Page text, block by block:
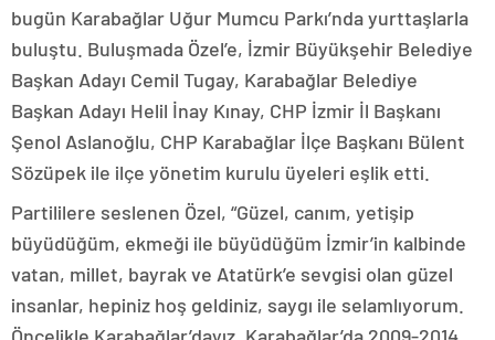
bugün Karabağlar Uğur Mumcu Parkı’nda yurttaşlarla
buluştu. Buluşmada Özel’e, İzmir Büyükşehir Belediye
Başkan Adayı Cemil Tugay, Karabağlar Belediye
Başkan Adayı Helil İnay Kınay, CHP İzmir İl Başkanı
Şenol Aslanoğlu, CHP Karabağlar İlçe Başkanı Bülent
Sözüpek ile ilçe yönetim kurulu üyeleri eşlik etti.
Partililere seslenen Özel, “Güzel, canım, yetişip
büyüdüğüm, ekmeği ile büyüdüğüm İzmir’in kalbinde
vatan, millet, bayrak ve Atatürk’e sevgisi olan güzel
insanlar, hepiniz hoş geldiniz, saygı ile selamlıyorum.